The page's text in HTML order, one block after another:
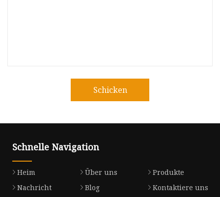
Schicken
Schnelle Navigation
Heim Über uns
Produkte
Nachricht
Blog
Kontaktiere uns